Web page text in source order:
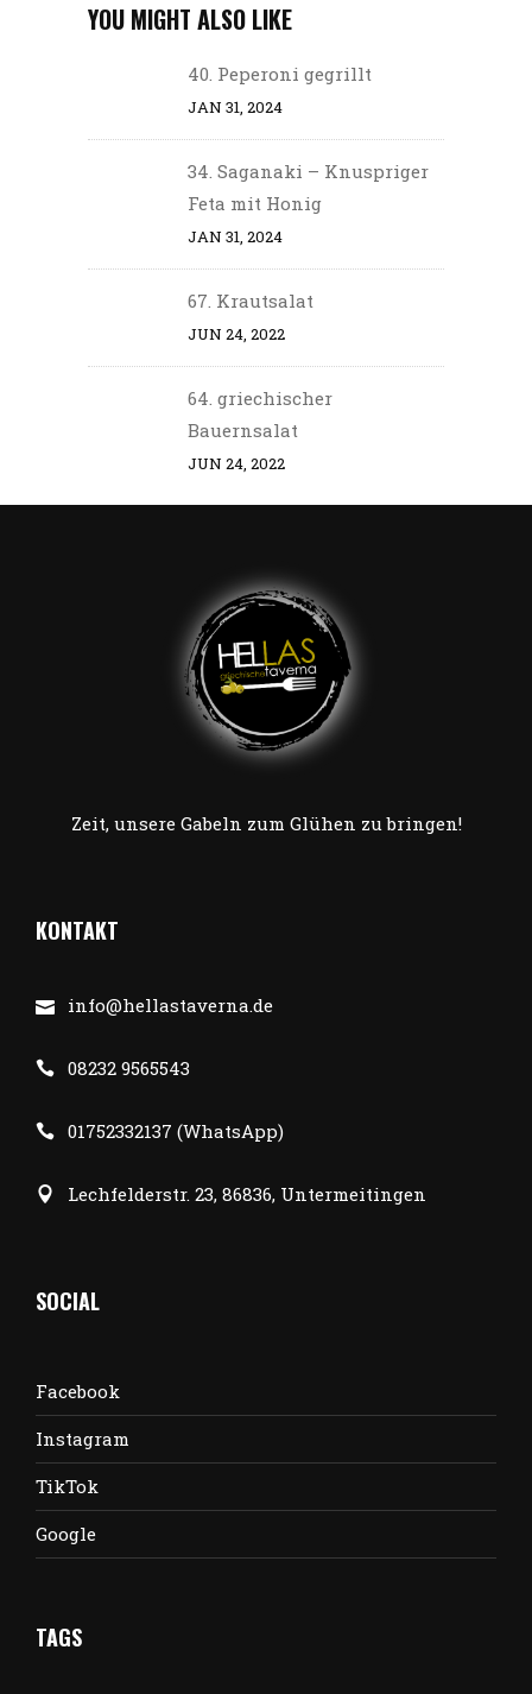
YOU MIGHT ALSO LIKE
40. Peperoni gegrillt
JAN 31, 2024
34. Saganaki – Knuspriger
Feta mit Honig
JAN 31, 2024
67. Krautsalat
JUN 24, 2022
64. griechischer
Bauernsalat
JUN 24, 2022
Zeit, unsere Gabeln zum Glühen zu bringen!
KONTAKT
info@hellastaverna.de
08232 9565543
01752332137 (WhatsApp)
Lechfelderstr. 23, 86836, Untermeitingen
SOCIAL
Facebook
Instagram
TikTok
Google
TAGS